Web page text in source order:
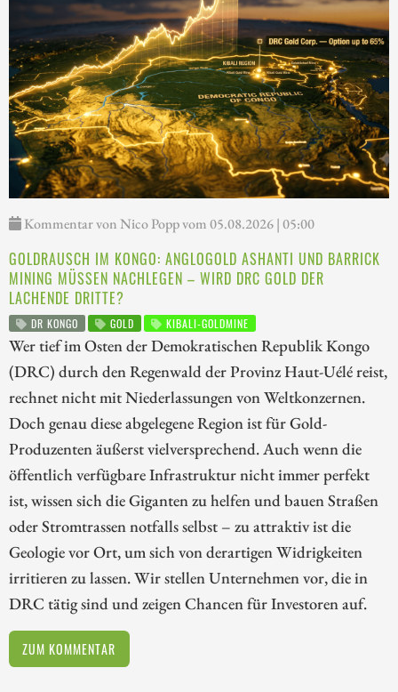
Kommentar von Nico Popp vom 05.08.2026 | 05:00
GOLDRAUSCH IM KONGO: ANGLOGOLD ASHANTI UND BARRICK
MINING MÜSSEN NACHLEGEN – WIRD DRC GOLD DER
LACHENDE DRITTE?
DR KONGO GOLD KIBALI-GOLDMINE
Wer tief im Osten der Demokratischen Republik Kongo
(DRC) durch den Regenwald der Provinz Haut-Uélé reist,
rechnet nicht mit Niederlassungen von Weltkonzernen.
Doch genau diese abgelegene Region ist für Gold-
Produzenten äußerst vielversprechend. Auch wenn die
öffentlich verfügbare Infrastruktur nicht immer perfekt
ist, wissen sich die Giganten zu helfen und bauen Straßen
oder Stromtrassen notfalls selbst – zu attraktiv ist die
Geologie vor Ort, um sich von derartigen Widrigkeiten
irritieren zu lassen. Wir stellen Unternehmen vor, die in
DRC tätig sind und zeigen Chancen für Investoren auf.
ZUM KOMMENTAR